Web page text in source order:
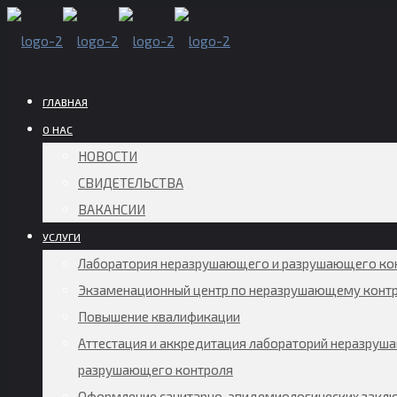
ГЛАВНАЯ
О НАС
НОВОСТИ
СВИДЕТЕЛЬСТВА
ВАКАНСИИ
УСЛУГИ
Лаборатория неразрушающего и разрушающего
Экзаменационный центр по неразрушающему
Повышение квалификации
Аттестация и аккредитация лабораторий
разрушающего контроля